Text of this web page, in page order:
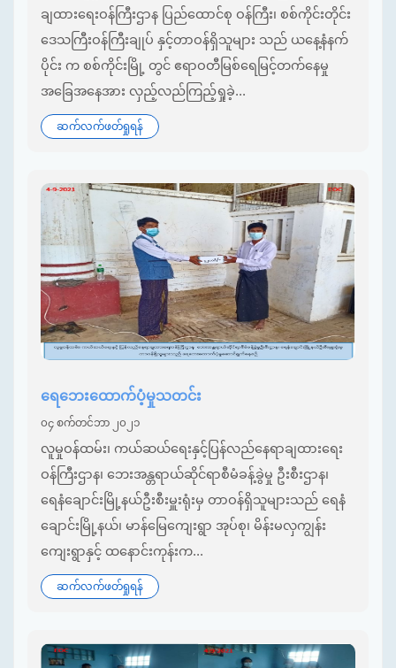
ချထားရေးဝန်ကြီးဌာန ပြည်ထောင်စု ဝန်ကြီး၊ စစ်ကိုင်းတိုင်း
ဒေသကြီးဝန်ကြီးချုပ် နှင့်တာဝန်ရှိသူများ သည် ယနေ့နံနက်
ပိုင်း က စစ်ကိုင်းမြို့ တွင် ဧရာဝတီမြစ်ရေမြင့်တက်နေမှု
အခြေအနေအား လှည့်လည်ကြည့်ရှုခဲ့...
ဆက်လက်ဖတ်ရှုရန်
ရေဘေးထောက်ပံ့မှုသတင်း
၀၄ စက်တင်ဘာ ၂၀၂၁
လူမှုဝန်ထမ်း၊ ကယ်ဆယ်ရေးနှင့်ပြန်လည်နေရာချထားရေး
ဝန်ကြီးဌာန၊ ဘေးအန္တရာယ်ဆိုင်ရာစီမံခန့်ခွဲမှု ဦးစီးဌာန၊
ရေနံချောင်းမြို့နယ်ဦးစီးမှူးရုံးမှ တာဝန်ရှိသူများသည် ရေနံ
ချောင်းမြို့နယ်၊ မာန်မြေကျေးရွာ အုပ်စု၊ မိန်းမလှကျွန်း
ကျေးရွာနှင့် ထနောင်းကုန်းက...
ဆက်လက်ဖတ်ရှုရန်